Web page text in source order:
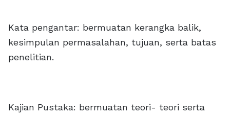
Kata pengantar: bermuatan kerangka balik,
kesimpulan permasalahan, tujuan, serta batas
penelitian.
Kajian Pustaka: bermuatan teori- teori serta